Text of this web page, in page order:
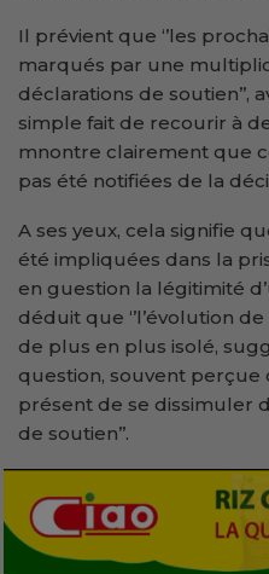
Il prévient que ‘’les
marqués par une
déclarations de soutien’’,
simple fait de recourir à
mnontre clairement que
pas été notifiées de la
A ses yeux, cela signifie
été impliquées dans la
en guestion la légitimité
déduit que ‘’l’évolution
de plus en plus isolé,
question, souvent perçue
présent de se dissimuler
de soutien’’.